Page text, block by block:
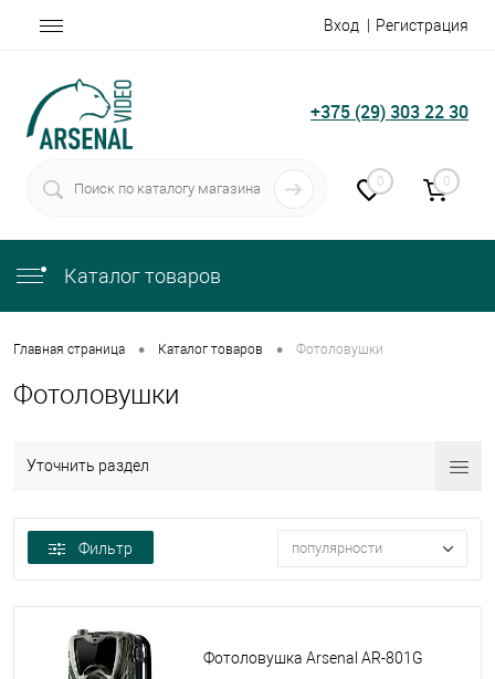
Вход Регистрация
+375 (29) 303 22 30
0 0
Каталог товаров
Главная страница • Каталог товаров • Фотоловушки
Фотоловушки
Уточнить раздел
Фильтр популярности
Фотоловушка Arsenal AR-801G